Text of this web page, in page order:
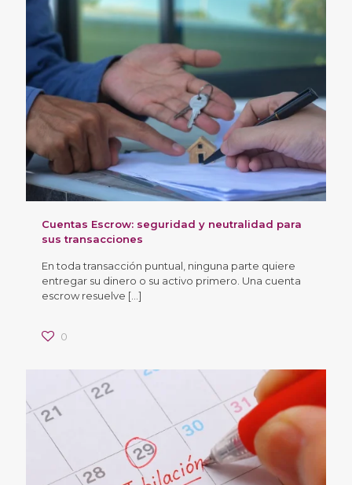
Cuentas Escrow: seguridad y neutralidad para
sus transacciones
En toda transacción puntual, ninguna parte quiere
entregar su dinero o su activo primero. Una cuenta
escrow resuelve […]
0